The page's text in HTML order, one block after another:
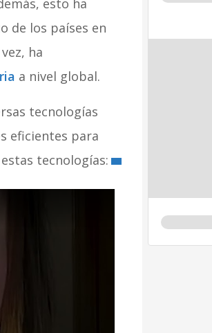
esto ha
de los países en
ha
a nivel global.
tecnologías
eficientes para
tecnologías: